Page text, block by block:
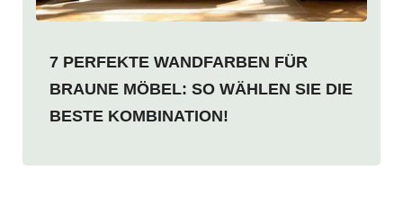
7 PERFEKTE WANDFARBEN FÜR
BRAUNE MÖBEL: SO WÄHLEN SIE DIE
BESTE KOMBINATION!